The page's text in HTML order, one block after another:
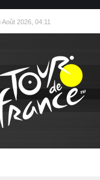
2026, 04:11